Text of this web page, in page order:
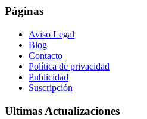
Páginas
Aviso Legal
Blog
Contacto
Política de privacidad
Publicidad
Suscripción
Ultimas Actualizaciones